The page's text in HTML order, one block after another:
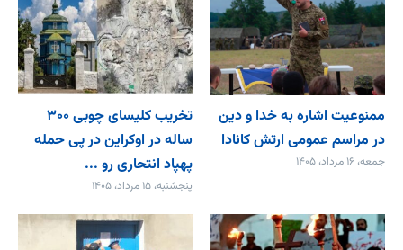
ممنوعیت اشاره به خدا و دین
در مراسم عمومی ارتش کانادا
جمعه، ۱۶ مرداد، ۱۴۰۵
تخریب کلیسای چوبی ۳۰۰
ساله در اوکراین در پی حمله
پهپاد انتحاری رو ...
پنجشنبه، ۱۵ مرداد، ۱۴۰۵